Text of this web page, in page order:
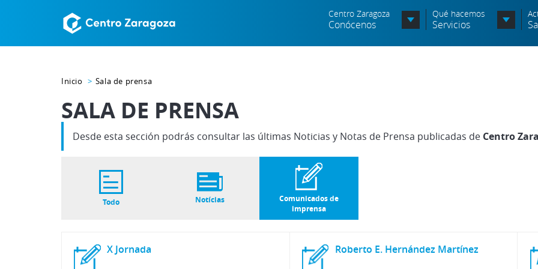
Centro Zaragoza
Conócenos
Política de seguridad de la
Política medioambiental
Qué hacemos
Servicios
Inicio Sala de prensa
SALA DE PRENSA
Desde esta sección podrás consultar las últimas Noticias y Notas de Prensa publicadas de Centro
Todo Notícias
Comunicados de
imprensa
X Jornada Roberto E. Hernández Martínez